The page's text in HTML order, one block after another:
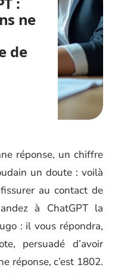
ne
de
réponse, un chiffre
un doute : voilà
au contact de
à ChatGPT la
: il vous répondra,
persuadé d’avoir
réponse, c’est 1802.